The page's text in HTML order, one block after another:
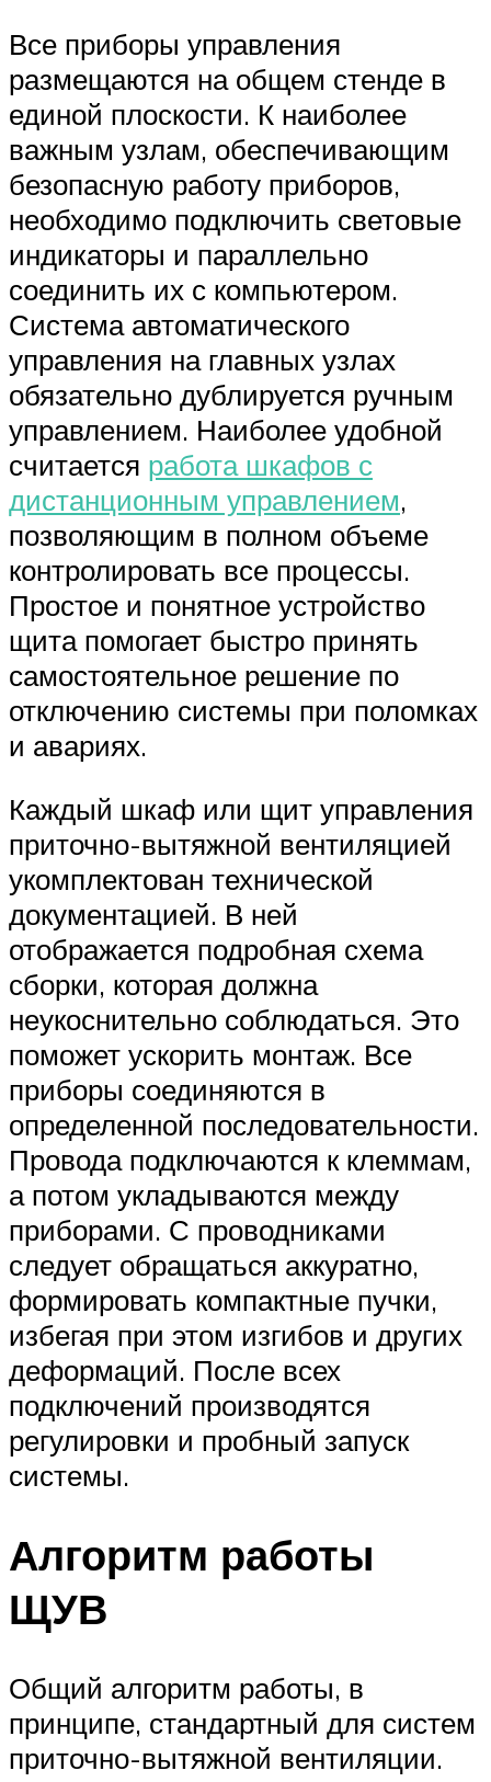
Все приборы управления
размещаются на общем стенде в
единой плоскости. К наиболее
важным узлам, обеспечивающим
безопасную работу приборов,
необходимо подключить световые
индикаторы и параллельно
соединить их с компьютером.
Система автоматического
управления на главных узлах
обязательно дублируется ручным
управлением. Наиболее удобной
считается работа шкафов с
дистанционным управлением,
позволяющим в полном объеме
контролировать все процессы.
Простое и понятное устройство
щита помогает быстро принять
самостоятельное решение по
отключению системы при поломках
и авариях.
Каждый шкаф или щит управления
приточно-вытяжной вентиляцией
укомплектован технической
документацией. В ней
отображается подробная схема
сборки, которая должна
неукоснительно соблюдаться. Это
поможет ускорить монтаж. Все
приборы соединяются в
определенной последовательности.
Провода подключаются к клеммам,
а потом укладываются между
приборами. С проводниками
следует обращаться аккуратно,
формировать компактные пучки,
избегая при этом изгибов и других
деформаций. После всех
подключений производятся
регулировки и пробный запуск
системы.
Алгоритм работы
ЩУВ
Общий алгоритм работы, в
принципе, стандартный для систем
приточно-вытяжной вентиляции.